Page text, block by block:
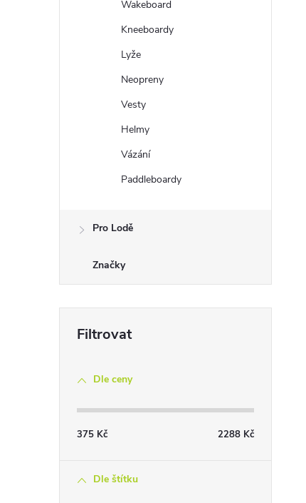
Wakeboard
Kneeboardy
Lyže
Neopreny
Vesty
Helmy
Vázání
Paddleboardy
Pro Lodě
Značky
Dle ceny
375 Kč 2288 Kč
Dle štítku